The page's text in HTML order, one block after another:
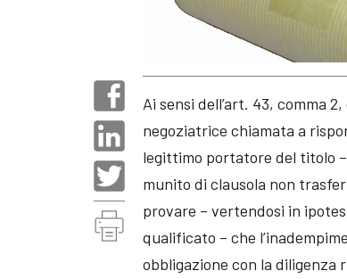
Ai sensi dell’art. 43, comma
negoziatrice chiamata a
legittimo portatore del titolo
munito di clausola non
provare – vertendosi in
qualificato – che
obbligazione con la diligenza